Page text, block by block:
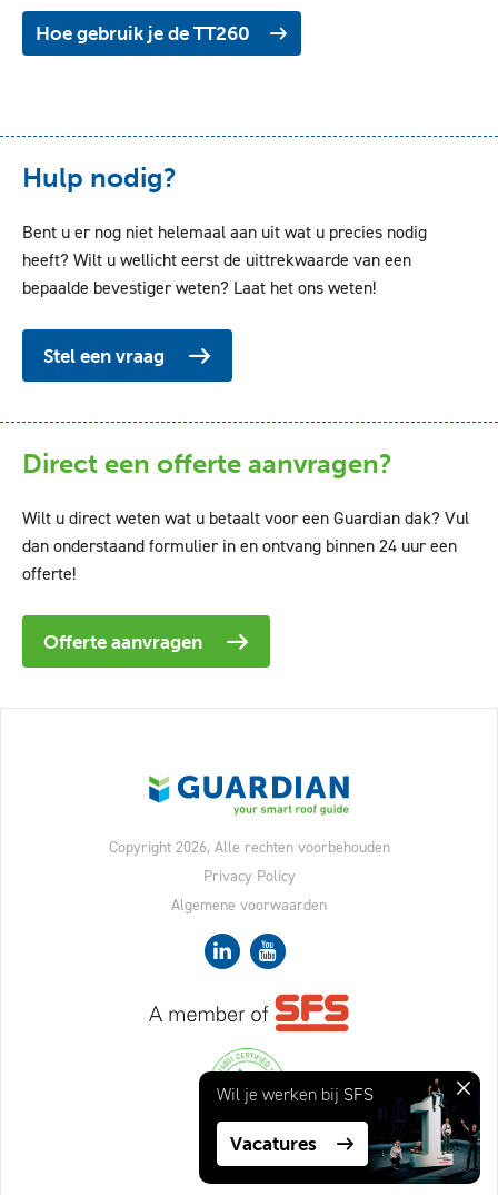
Hoe gebruik je de TT260
Hulp nodig?
Bent u er nog niet helemaal aan uit wat u precies nodig
heeft? Wilt u wellicht eerst de uittrekwaarde van een
bepaalde bevestiger weten? Laat het ons weten!
Stel een vraag
Direct een offerte aanvragen?
Wilt u direct weten wat u betaalt voor een Guardian dak? Vul
dan onderstaand formulier in en ontvang binnen 24 uur een
offerte!
Offerte aanvragen
Copyright 2026, Alle rechten voorbehouden
Privacy Policy
Algemene voorwaarden
Wil je werken bij SFS
Vacatures